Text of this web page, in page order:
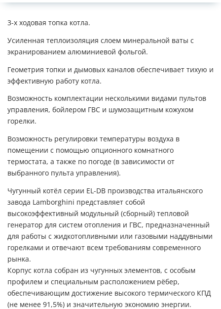
3-х ходовая топка котла.
Усиленная теплоизоляция слоем минеральной ваты с
экранированием алюминиевой фольгой.
Геометрия топки и дымовых каналов обеспечивает тихую и
эффективную работу котла.
Возможность комплектации несколькими видами пультов
управления, бойлером ГВС и шумозащитным кожухом
горелки.
Возможность регулировки температуры воздуха в
помещении с помощью опционного комнатного
термостата, а также по погоде (в зависимости от
выбранного пульта управления).
Чугунный котёл серии EL-DB производства итальянского
завода Lamborghini представляет собой
высокоэффективный модульный (сборный) тепловой
генератор для систем отопления и ГВС, предназначенный
для работы с жидкотопливными или газовыми наддувными
горелками и отвечают всем требованиям современного
рынка.
Корпус котла собран из чугунных элементов, с особым
профилем и специальным расположением рёбер,
обеспечивающим достижение высокого термического КПД
(не менее 91,5%) и значительную экономию энергии.